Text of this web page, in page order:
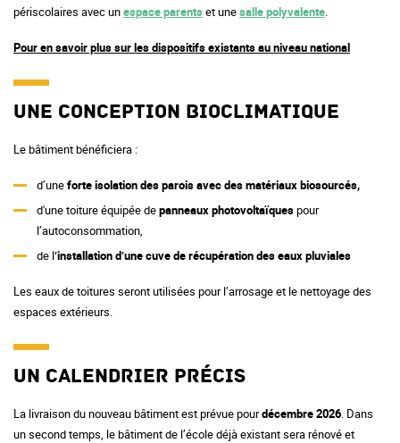
périscolaires avec unespace parentset unesalle polyvalente.
Pour en savoir plus sur les dispositifs existants au niveau national
Une conception bioclimatique
Le bâtiment bénéficiera :
d’uneforte isolation des parois avec des matériaux biosourcés,
d'une toiture équipée depanneaux photovoltaïquespour
l’autoconsommation,
de l’installation d’une cuve de récupération des eaux pluviales
Les eaux de toitures seront utilisées pour l’arrosage et le nettoyage des
espaces extérieurs.
Un calendrier précis
La livraison du nouveau bâtiment est prévue pourdécembre 2026. Dans
un second temps, le bâtiment de l’école déjà existant sera rénové et